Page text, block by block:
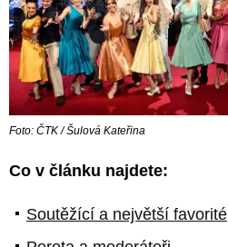
Foto: ČTK / Šulová Kateřina
Co v článku najdete:
Soutěžící a největší favorité